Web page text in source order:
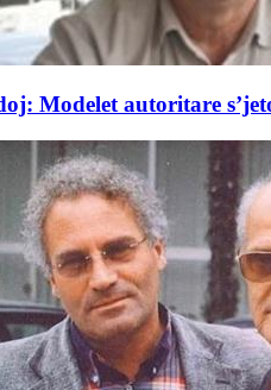
Modelet autoritare